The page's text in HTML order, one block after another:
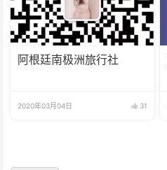
阿根廷南极洲旅行社
2020年03月04日 31